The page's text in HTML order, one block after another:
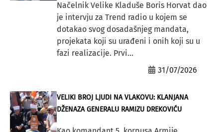
Načelnik Velike Kladuše Boris Horvat dao
je intervju za Trend radio u kojem se
dotakao svog dosadašnjeg mandata,
projekata koji su urađeni i onih koji su u
fazi realizacije. Prvi...
31/07/2026
VELIKI BROJ LJUDI NA VLAKOVU: KLANJANA
DŽENAZA GENERALU RAMIZU DREKOVIĆU